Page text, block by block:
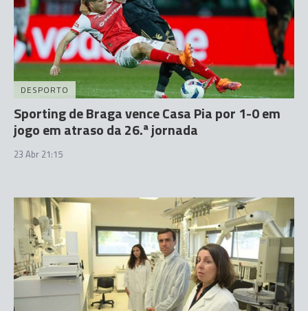
DESPORTO
Sporting de Braga vence Casa Pia por 1-0 em
jogo em atraso da 26.ª jornada
23 Abr 21:15